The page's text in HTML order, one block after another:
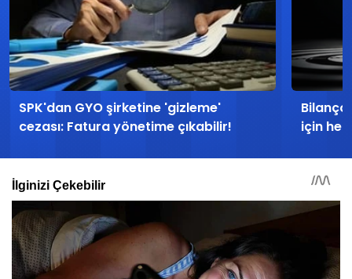
SPK'dan GYO şirketine 'gizleme'
cezası: Fatura yönetime çıkabilir!
Bilanço
için